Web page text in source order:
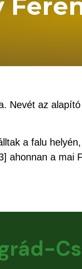
Nevét az
a falu
ahonnan a mai